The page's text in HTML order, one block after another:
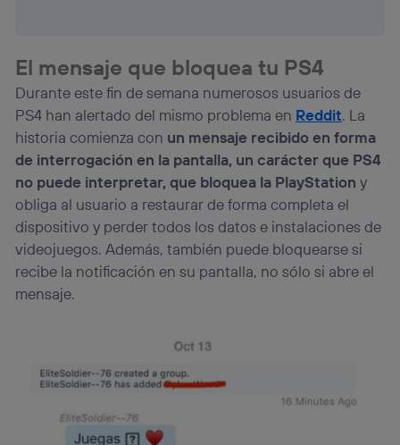
El mensaje que bloquea tu PS4
Durante este fin de semana numerosos usuarios de
PS4 han alertado del mismo problema en Reddit. La
historia comienza con un mensaje recibido en forma
de interrogación en la pantalla, un carácter que PS4
no puede interpretar, que bloquea la PlayStation y
obliga al usuario a restaurar de forma completa el
dispositivo y perder todos los datos e instalaciones de
videojuegos. Además, también puede bloquearse si
recibe la notificación en su pantalla, no sólo si abre el
mensaje.